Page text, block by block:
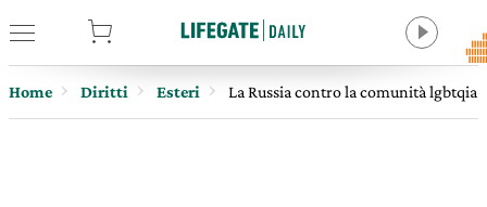
Home Diritti Esteri La Russia contro la comunità